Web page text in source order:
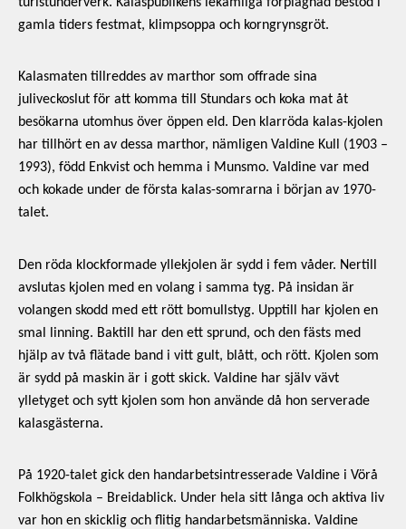
gamla tiders festmat, klimpsoppa och korngrynsgröt.
Kalasmaten tillreddes av marthor som offrade sina
juliveckoslut för att komma till Stundars och koka mat åt
besökarna utomhus över öppen eld. Den klarröda kalas-kjolen
har tillhört en av dessa marthor, nämligen Valdine Kull (1903 –
1993), född Enkvist och hemma i Munsmo. Valdine var med
och kokade under de första kalas-somrarna i början av 1970-
talet.
Den röda klockformade yllekjolen är sydd i fem våder. Nertill
avslutas kjolen med en volang i samma tyg. På insidan är
volangen skodd med ett rött bomullstyg. Upptill har kjolen en
smal linning. Baktill har den ett sprund, och den fästs med
hjälp av två flätade band i vitt gult, blått, och rött. Kjolen som
är sydd på maskin är i gott skick. Valdine har själv vävt
ylletyget och sytt kjolen som hon använde då hon serverade
kalasgästerna.
På 1920-talet gick den handarbetsintresserade Valdine i Vörå
Folkhögskola – Breidablick. Under hela sitt långa och aktiva liv
var hon en skicklig och flitig handarbetsmänniska. Valdine